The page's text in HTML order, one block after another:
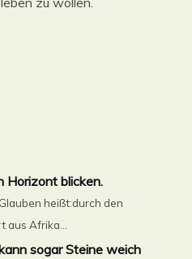
Horizont blicken.
Glauben heißt:durch den
Afrika...
sogar Steine weich